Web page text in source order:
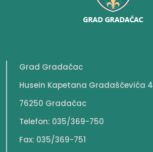
Grad Gradačac
Husein Kapetana Gradaščevića 4
76250 Gradačac
Telefon: 035/369-750
Fax: 035/369-751